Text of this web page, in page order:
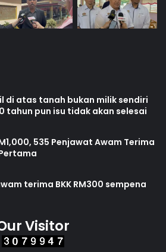
di atas tanah bukan milik sendiri
tahun pun isu tidak akan selesai
535 Penjawat Awam Terima
terima BKK RM300 sempena
Visitor